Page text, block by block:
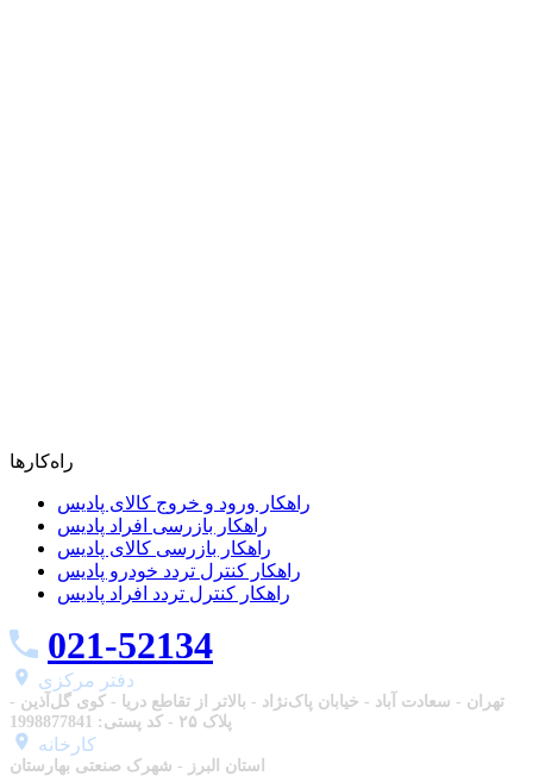
راه‌کارها
راهکار ورود و خروج کالای پادیس
راهکار بازرسی افراد پادیس
راهکار بازرسی کالای پادیس
راهکار کنترل تردد خودرو پادیس
راهکار کنترل تردد افراد پادیس
021-52134
دفتر مرکزی
تهران - سعادت آباد - خیابان پاک‌نژاد - بالاتر از تقاطع دریا - کوی گل‌آذین -
پلاک ۲۵ - کد پستی: 1998877841
استان البرز - شهرک صنعتی بهارستان